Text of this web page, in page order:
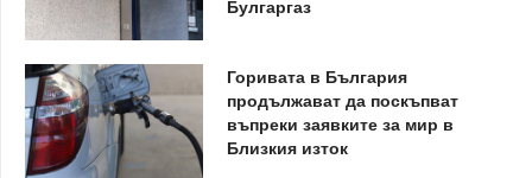
Булгаргаз
Горивата в България
продължават да поскъпват
въпреки заявките за мир в
Близкия изток